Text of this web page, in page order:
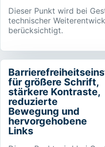
Dieser Punkt wird bei
technischer
berücksichtigt.
für größere Schrift,
stärkere Kontraste,
reduzierte
Bewegung und
hervorgehobene
Links